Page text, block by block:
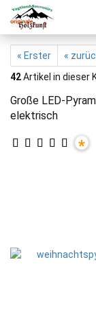
« Erster «
42Artikel in dieser
Große LED-
elektrisch
*